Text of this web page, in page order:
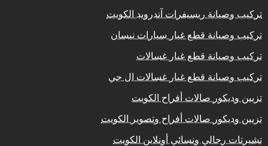
تركيب وصيانة ريسيفرات آندرويد الكويت
تركيب وصيانة قطع غيار سيارات نيسان
تركيب وصيانة قطع غيار غسالات
تركيب وصيانة قطع غيار غسالات ال جي
تزيين وديكور صالات أفراح الكويت
تزيين وديكور صالات أفراح وتصوير الكويت
تشيرتات رجالي ونسائي أونلاين الكويت